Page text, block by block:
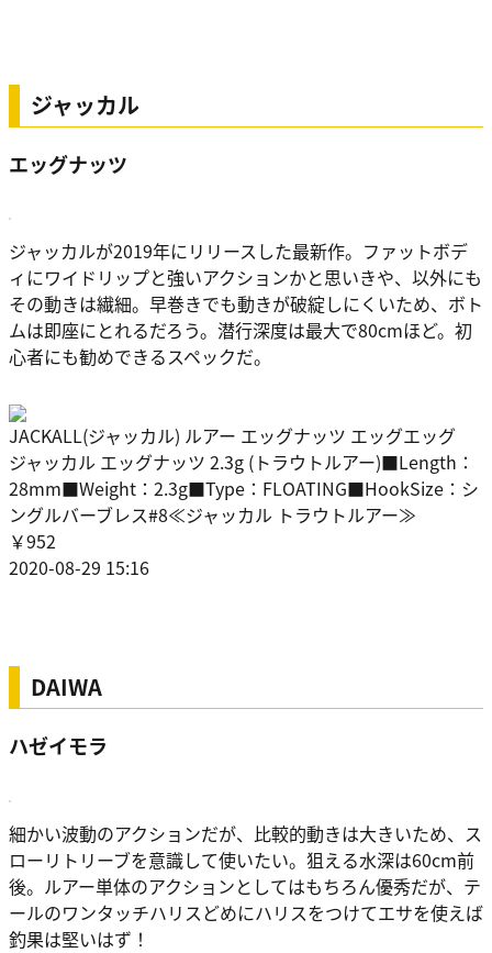
ジャッカル
エッグナッツ
ジャッカルが2019年にリリースした最新作。ファットボデ
ィにワイドリップと強いアクションかと思いきや、以外にも
その動きは繊細。早巻きでも動きが破綻しにくいため、ボト
ムは即座にとれるだろう。潜行深度は最大で80cmほど。初
心者にも勧めできるスペックだ。
JACKALL(ジャッカル) ルアー エッグナッツ エッグエッグ
ジャッカル エッグナッツ 2.3g (トラウトルアー)■Length：
28mm■Weight：2.3g■Type：FLOATING■HookSize：シ
ングルバーブレス#8≪ジャッカル トラウトルアー≫
￥952
2020-08-29 15:16
DAIWA
ハゼイモラ
細かい波動のアクションだが、比較的動きは大きいため、ス
ローリトリーブを意識して使いたい。狙える水深は60cm前
後。ルアー単体のアクションとしてはもちろん優秀だが、テ
ールのワンタッチハリスどめにハリスをつけてエサを使えば
釣果は堅いはず！